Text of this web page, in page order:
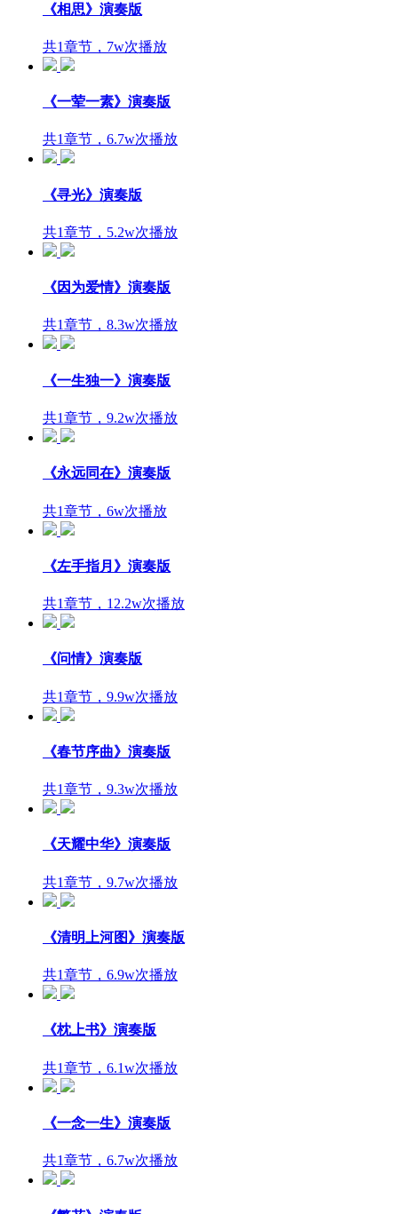
《相思》演奏版
共1章节，7w次播放
《一荤一素》演奏版
共1章节，6.7w次播放
《寻光》演奏版
共1章节，5.2w次播放
《因为爱情》演奏版
共1章节，8.3w次播放
《一生独一》演奏版
共1章节，9.2w次播放
《永远同在》演奏版
共1章节，6w次播放
《左手指月》演奏版
共1章节，12.2w次播放
《问情》演奏版
共1章节，9.9w次播放
《春节序曲》演奏版
共1章节，9.3w次播放
《天耀中华》演奏版
共1章节，9.7w次播放
《清明上河图》演奏版
共1章节，6.9w次播放
《枕上书》演奏版
共1章节，6.1w次播放
《一念一生》演奏版
共1章节，6.7w次播放